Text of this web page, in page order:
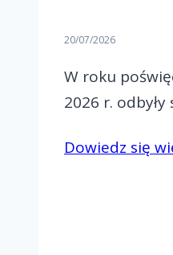
20/07/2026
W roku
2026 r.
Dowiedz się